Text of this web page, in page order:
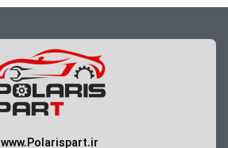
www.Polarispart.ir